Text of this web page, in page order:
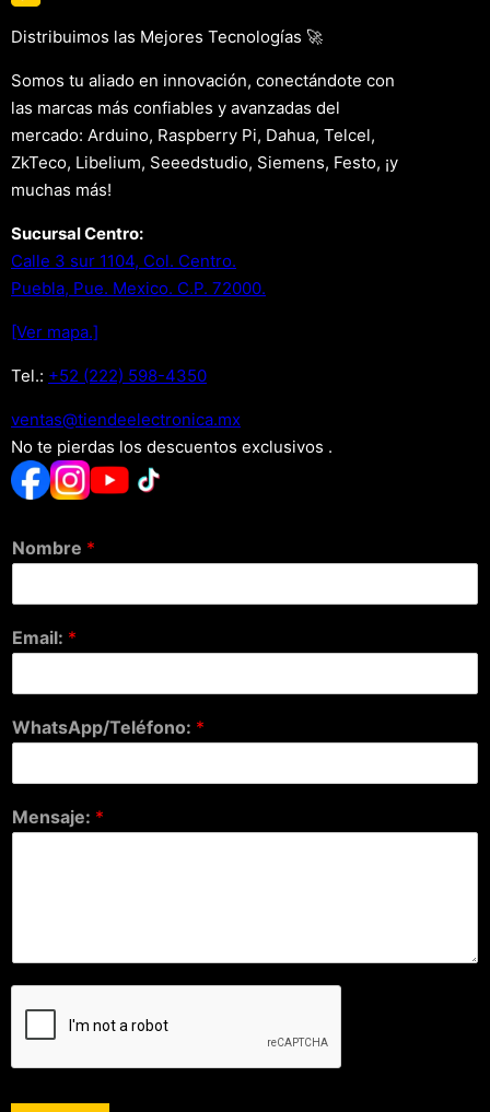
Distribuimos las Mejores Tecnologías 🚀
Somos tu aliado en innovación, conectándote con
las marcas más confiables y avanzadas del
mercado: Arduino, Raspberry Pi, Dahua, Telcel,
ZkTeco, Libelium, Seeedstudio, Siemens, Festo, ¡y
muchas más!
Sucursal Centro:
Calle 3 sur 1104, Col. Centro.
Puebla, Pue. Mexico. C.P. 72000.
[Ver mapa.]
Tel.: +52 (222) 598-4350
xm.acinortceleedneit@satnev
No te pierdas los descuentos exclusivos .
Nombre *
Email: *
WhatsApp/Teléfono: *
Mensaje: *